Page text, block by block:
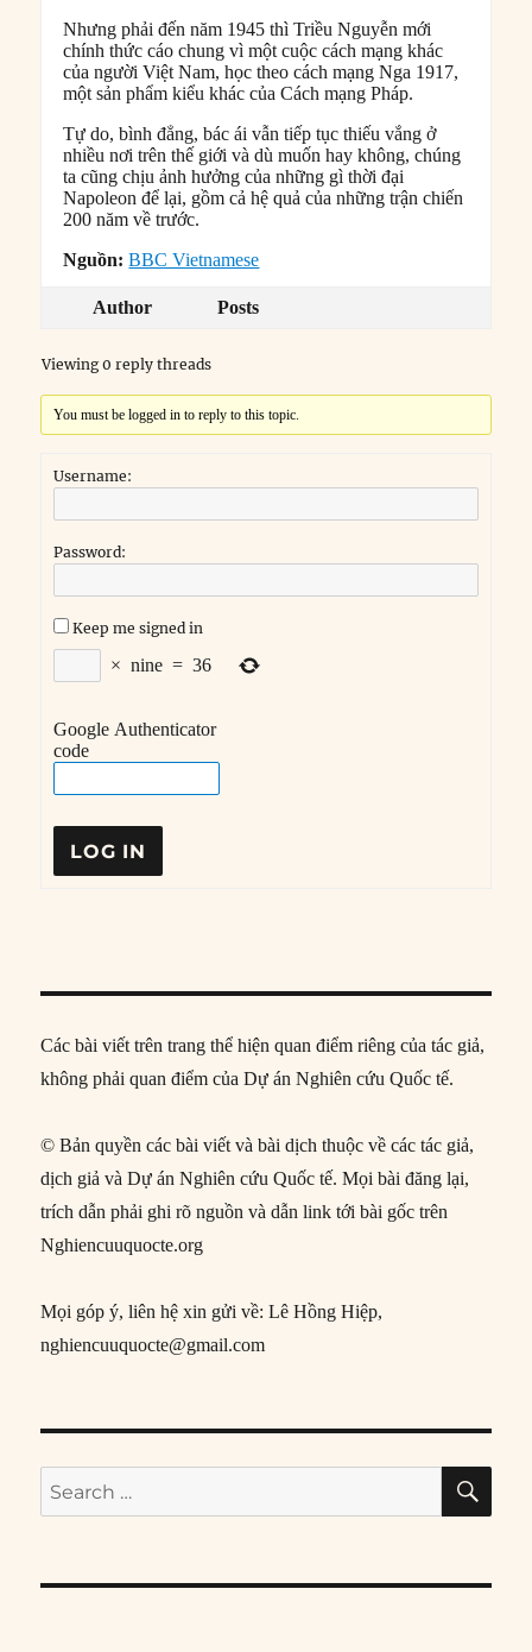
Nhưng phải đến năm 1945 thì Triều Nguyễn mới
chính thức cáo chung vì một cuộc cách mạng khác
của người Việt Nam, học theo cách mạng Nga 1917,
một sản phẩm kiểu khác của Cách mạng Pháp.
Tự do, bình đẳng, bác ái vẫn tiếp tục thiếu vắng ở
nhiều nơi trên thế giới và dù muốn hay không, chúng
ta cũng chịu ảnh hưởng của những gì thời đại
Napoleon để lại, gồm cả hệ quả của những trận chiến
200 năm về trước.
Nguồn:BBC Vietnamese
Author Posts
Viewing 0 reply threads
You must be logged in to reply to this topic.
Username:
Password:
Keep me signed in
× nine = 36
Google Authenticator
code
LOG IN
Các bài viết trên trang thể hiện quan điểm riêng của tác giả,
không phải quan điểm của Dự án Nghiên cứu Quốc tế.
© Bản quyền các bài viết và bài dịch thuộc về các tác giả,
dịch giả và Dự án Nghiên cứu Quốc tế. Mọi bài đăng lại,
trích dẫn phải ghi rõ nguồn và dẫn link tới bài gốc trên
Nghiencuuquocte.org
Mọi góp ý, liên hệ xin gửi về: Lê Hồng Hiệp,
nghiencuuquocte@gmail.com
Search
for: